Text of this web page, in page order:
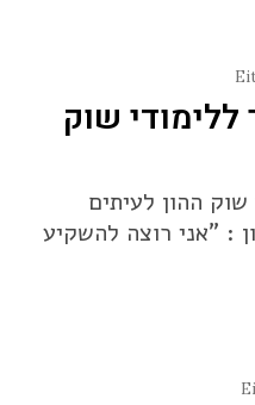
שוק
ההון לעיתים
: "אני רוצה להשקיע